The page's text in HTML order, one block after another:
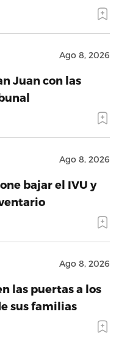
Ago 8, 2026
Juan con las
Ago 8, 2026
bajar el IVU y
Ago 8, 2026
las puertas a los
sus familias